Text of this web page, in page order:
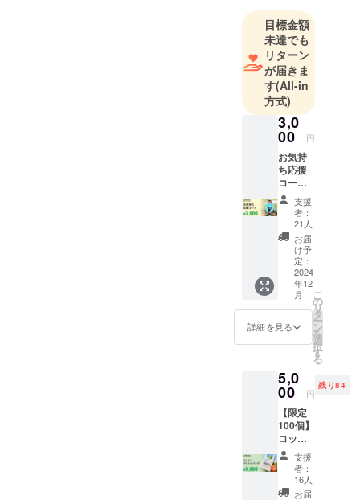
目標金額
未達でも
リターン
が届きま
す(All-in
方式)
3,0
00 円
お気持
ち応援
コース
【3千
円】 ️お
礼の
メール ️
年次報
告書送
（メー
ル）※1
※1）
2024年
12月末
までに
で差し
上げま
す。
支援
者：
21人
お届
け予
定：
2024
年12
月
詳細を見る
こ
の
リ
タ
ー
ン
を
選
択
す
る
5,0
00 円
残り84
【限定
100個】
コット
ンマル
シェ
バッグ ️
コット
支援
者：
16人
お届